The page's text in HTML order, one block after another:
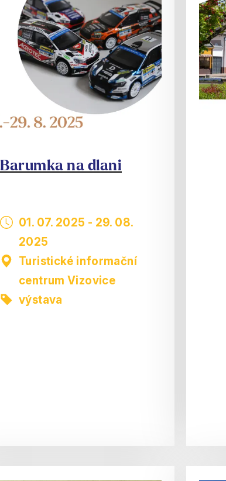
Barumka na dlani
01. 07. 2025 - 29. 08.
2025
Turistické informační
centrum Vizovice
výstava